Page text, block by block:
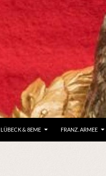
LÜBECK & 8EME FRANZ. ARMEE